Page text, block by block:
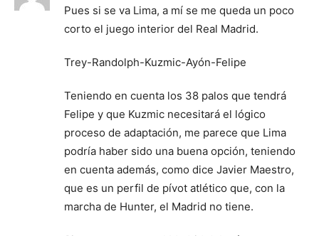
Pues si se va Lima, a mí se me queda un poco
corto el juego interior del Real Madrid.
Trey-Randolph-Kuzmic-Ayón-Felipe
Teniendo en cuenta los 38 palos que tendrá
Felipe y que Kuzmic necesitará el lógico
proceso de adaptación, me parece que Lima
podría haber sido una buena opción, teniendo
en cuenta además, como dice Javier Maestro,
que es un perfil de pívot atlético que, con la
marcha de Hunter, el Madrid no tiene.